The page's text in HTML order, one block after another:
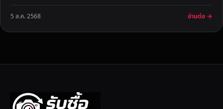
5 ส.ค. 2568 อ่านต่อ →